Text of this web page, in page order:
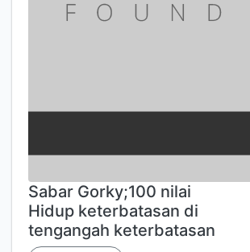
Sabar Gorky;100 nilai
Hidup keterbatasan di
tengangah keterbatasan